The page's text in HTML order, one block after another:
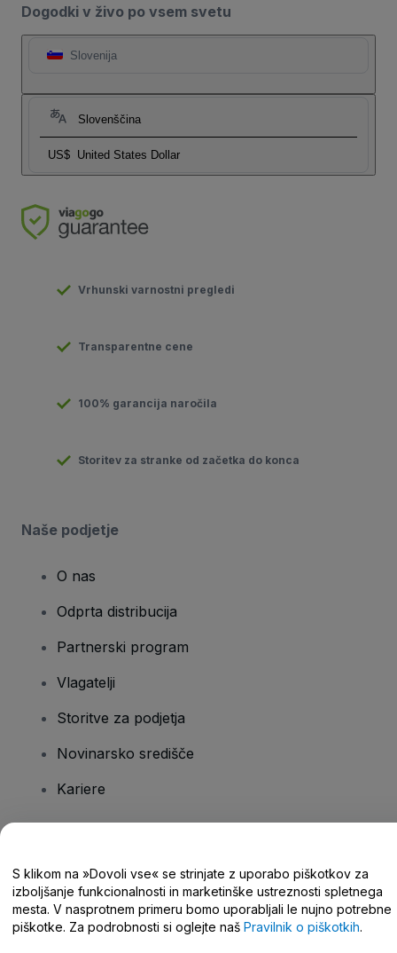
Dogodki v živo po vsem svetu
Slovenija
Slovenščina
US$ United States Dollar
Vrhunski varnostni pregledi
Transparentne cene
100% garancija naročila
Storitev za stranke od začetka do konca
Naše podjetje
O nas
Odprta distribucija
Partnerski program
Vlagatelji
Storitve za podjetja
Novinarsko središče
Kariere
Središče za pomoč/stik z nami
S klikom na »Dovoli vse« se strinjate z uporabo piškotkov za
izboljšanje funkcionalnosti in marketinške ustreznosti spletnega
mesta. V nasprotnem primeru bomo uporabljali le nujno potrebne
piškotke. Za podrobnosti si oglejte naš Pravilnik o piškotkih.